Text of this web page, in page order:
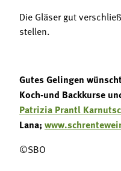
Die Gläser gut
stellen.
Gutes Gelingen
Koch-und Backkurse
Patrizia Prantl
Lana;
©SBO